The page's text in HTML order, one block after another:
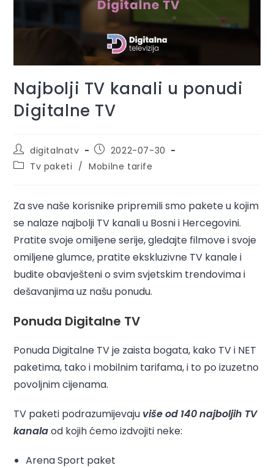
Najbolji TV kanali u ponudi
Digitalne TV
digitalnatv
2022-07-30
Tv paketi / Mobilne tarife
Za sve naše korisnike pripremili smo pakete u kojim
se nalaze najbolji TV kanali u Bosni i Hercegovini.
Pratite svoje omiljene serije, gledajte filmove i svoje
omiljene glumce, pratite ekskluzivne TV kanale i
budite obavješteni o svim svjetskim trendovima i
dešavanjima uz našu ponudu.
Ponuda Digitalne TV
Ponuda Digitalne TV je zaista bogata, kako TV i NET
paketima, tako i mobilnim tarifama, i to po izuzetno
povoljnim cijenama.
TV paketi podrazumijevaju više od 140 najboljih TV
kanalaod kojih ćemo izdvojiti neke:
Arena Sport paket